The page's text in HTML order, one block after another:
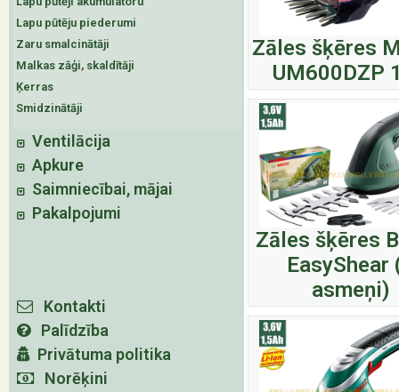
Lapu pūtēju piederumi
Zaru smalcinātāji
Malkas zāģi, skaldītāji
Ķerras
Smidzinātāji
Ventilācija
Apkure
Saimniecībai, mājai
Pakalpojumi
Kontakti
Palīdzība
Privātuma politika
Norēķini
Zāles šķēres
UM600DZP
Zāles šķēres
EasyShear
asmeņi)